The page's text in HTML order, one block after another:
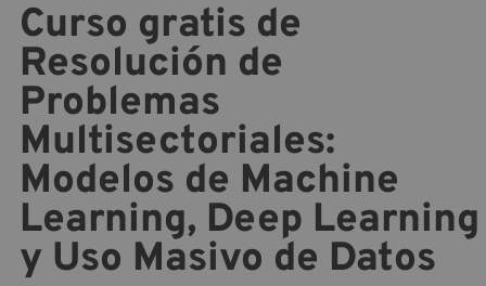
Curso gratis de
Resolución de
Problemas
Multisectoriales:
Modelos de Machine
Learning, Deep Learning
y Uso Masivo de Datos